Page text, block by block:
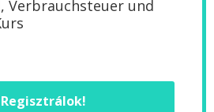
Verbrauchsteuer und
Regisztrálok!